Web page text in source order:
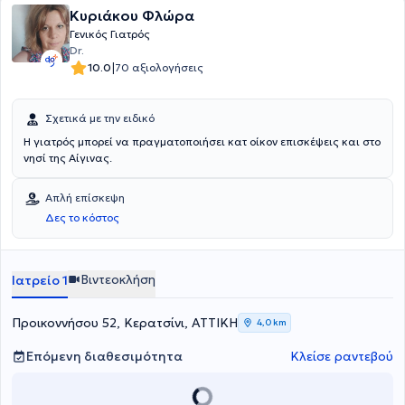
Έχει δημοσιεύσεις σε διεθνή επιστημονικά περιοδικά και συμμετέχει
σε εκπαιδευτικές ομιλίες σε τοπικές ομάδες και συλλόγους, καθώς
και σε συνέδρια Παθολογίας – Διαβητολογίας στην Ελλάδα και το
εξωτερικό. Αρθρογραφεί επίσης σε εφημερίδες και περιοδικά
Κυριάκου Φλώρα
Γενικός Γιατρός
Dr.
10.0|70 αξιολογήσεις
Σχετικά με την ειδικό
Η γιατρός μπορεί να πραγματοποιήσει κατ οίκον επισκέψεις και στο
νησί της Αίγινας.
Απλή επίσκεψη
Δες το κόστος
Ιατρείο 1 Βιντεοκλήση
Προικοννήσου 52, Κερατσίνι, ΑΤΤΙΚΗ 4,0 km
Επόμενη διαθεσιμότητα Κλείσε ραντεβού